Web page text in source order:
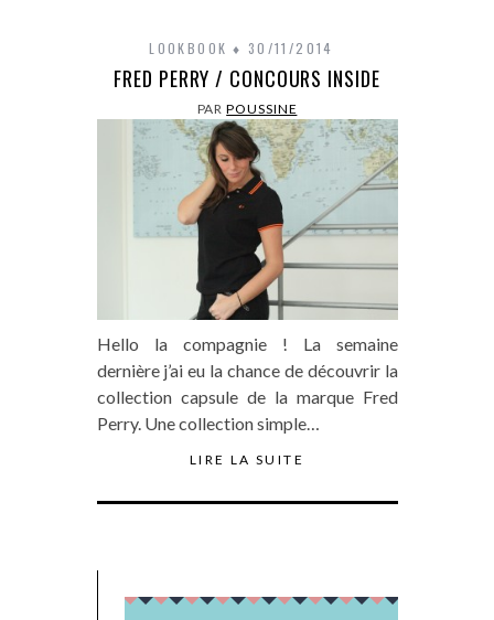
LOOKBOOK 30/11/2014
FRED PERRY / CONCOURS INSIDE
PARPOUSSINE
Hello la compagnie ! La semaine
dernière j’ai eu la chance de découvrir la
collection capsule de la marque Fred
Perry. Une collection simple…
LIRE LA SUITE